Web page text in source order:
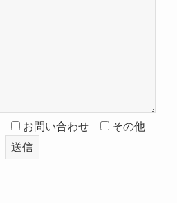
お問い合わせ その他